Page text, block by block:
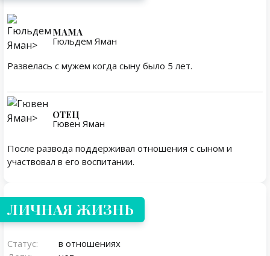
МАМА
Гюльдем Яман
Развелась с мужем когда сыну было 5 лет.
ОТЕЦ
Гювен Яман
После развода поддерживал отношения с сыном и
участвовал в его воспитании.
Личная жизнь
ЛИЧНАЯ ЖИЗНЬ
Статус:
в отношениях